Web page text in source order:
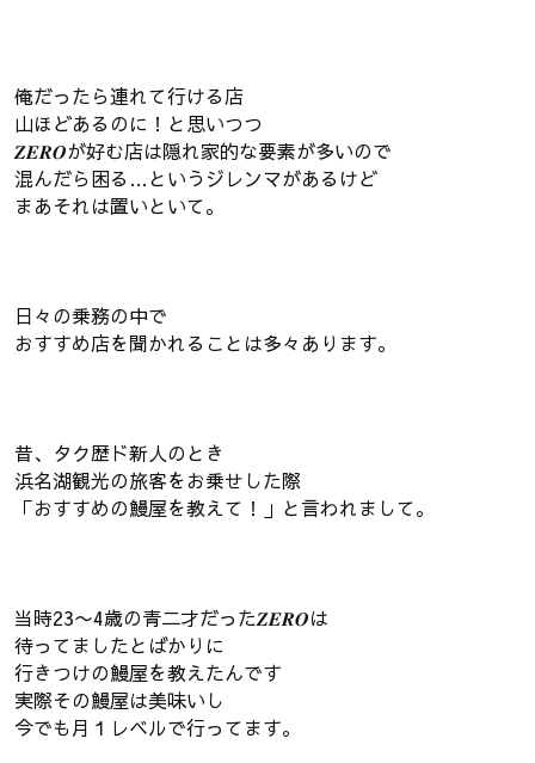
俺だったら連れて行ける店
山ほどあるのに！と思いつつ
𝒁𝑬𝑹𝑶が好む店は隠れ家的な要素が多いので
混んだら困る…というジレンマがあるけど
まあそれは置いといて。
日々の乗務の中で
おすすめ店を聞かれることは多々あります。
昔、タク歴ド新人のとき
浜名湖観光の旅客をお乗せした際
「おすすめの鰻屋を教えて！」と言われまして。
当時23〜4歳の青二才だった𝒁𝑬𝑹𝑶は
待ってましたとばかりに
行きつけの鰻屋を教えたんです
実際その鰻屋は美味いし
今でも月１レベルで行ってます。